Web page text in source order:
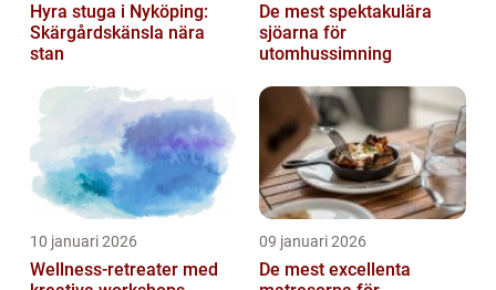
Hyra stuga i Nyköping:
Skärgårdskänsla nära
stan
De mest spektakulära
sjöarna för
utomhussimning
10 januari 2026
Wellness-retreater med
09 januari 2026
De mest excellenta